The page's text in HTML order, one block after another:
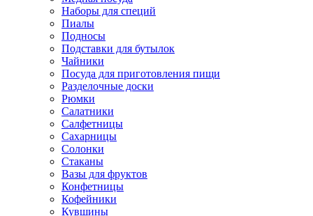
Наборы для специй
Пиалы
Подносы
Подставки для бутылок
Чайники
Посуда для приготовления пищи
Разделочные доски
Рюмки
Салатники
Салфетницы
Сахарницы
Солонки
Стаканы
Вазы для фруктов
Конфетницы
Кофейники
Кувшины